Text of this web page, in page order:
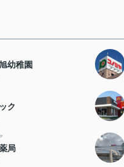
幼稚園
ク
局